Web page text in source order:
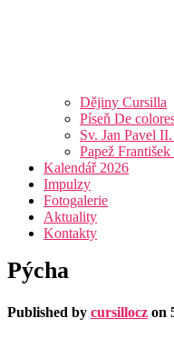
Dějiny Cursilla
Píseň De
Sv. Jan Pavel
Papež
Kalendář 2026
Impulzy
Fotogalerie
Aktuality
Kontakty
Pýcha
Published by cursillocz on